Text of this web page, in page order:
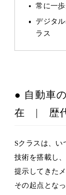
常に一
デジタ
ラス
● 自動車
在 | 歴代
Sクラスは、
技術を搭載し
提示してきた
その起点とな